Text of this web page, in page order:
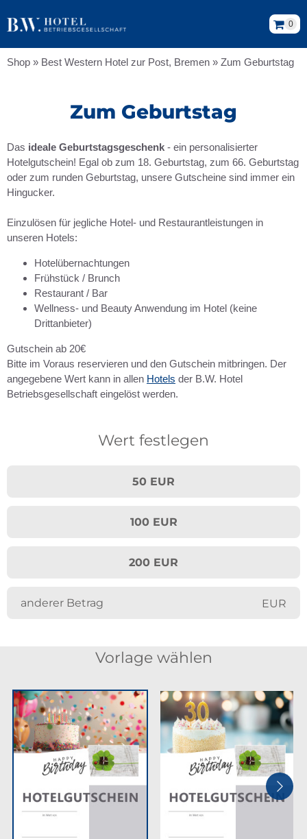
0
Shop » Best Western Hotel zur Post, Bremen » Zum Geburtstag
Zum Geburtstag
Das ideale Geburtstagsgeschenk - ein personalisierter
Hotelgutschein! Egal ob zum 18. Geburtstag, zum 66. Geburtstag
oder zum runden Geburtstag, unsere Gutscheine sind immer ein
Hingucker.
Einzulösen für jegliche Hotel- und Restaurantleistungen in
unseren Hotels:
Hotelübernachtungen
Frühstück / Brunch
Restaurant / Bar
Wellness- und Beauty Anwendung im Hotel (keine
Drittanbieter)
Gutschein ab 20€
Bitte im Voraus reservieren und den Gutschein mitbringen. Der
angegebene Wert kann in allen Hotels der B.W. Hotel
Betriebsgesellschaft eingelöst werden.
Wert festlegen
50 EUR
100 EUR
200 EUR
EUR
Vorlage wählen
Next